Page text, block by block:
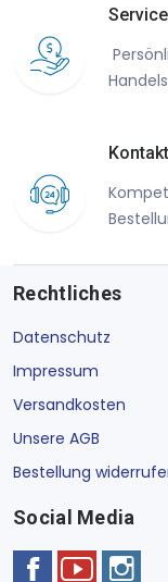
Service
Kontakt
Rechtliches
Datenschutz
Impressum
Versandkosten
Unsere AGB
Bestellung
Social Media